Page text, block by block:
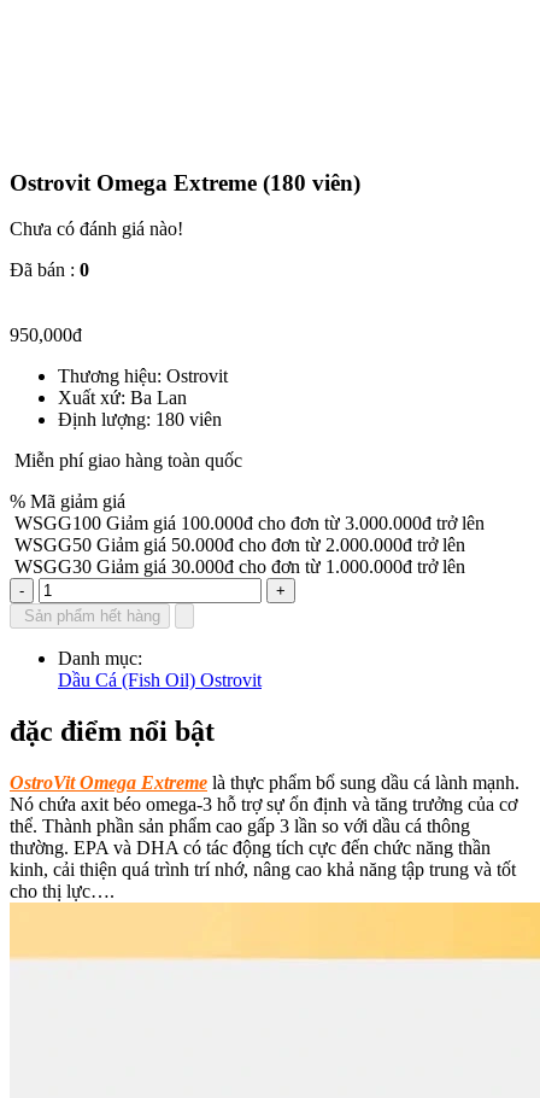
Ostrovit Omega Extreme (180 viên)
Chưa có đánh giá nào!
Đã bán : 0
950,000đ
Thương hiệu: Ostrovit
Xuất xứ: Ba Lan
Định lượng: 180 viên
Miễn phí giao hàng toàn quốc
% Mã giảm giá
WSGG100 Giảm giá 100.000đ cho đơn từ 3.000.000đ trở lên
WSGG50 Giảm giá 50.000đ cho đơn từ 2.000.000đ trở lên
WSGG30 Giảm giá 30.000đ cho đơn từ 1.000.000đ trở lên
-
+
Sản phẩm hết hàng
Danh mục:
Dầu Cá (Fish Oil) Ostrovit
đặc điểm nổi bật
OstroVit Omega Extreme là thực phẩm bổ sung dầu cá lành mạnh.
Nó chứa axit béo omega-3 hỗ trợ sự ổn định và tăng trưởng của cơ
thể. Thành phần sản phẩm cao gấp 3 lần so với dầu cá thông
thường. EPA và DHA có tác động tích cực đến chức năng thần
kinh, cải thiện quá trình trí nhớ, nâng cao khả năng tập trung và tốt
cho thị lực….